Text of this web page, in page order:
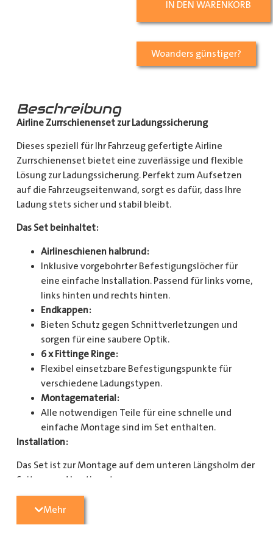
IN DEN WARENKORB
Woanders günstiger?
Beschreibung
Airline Zurrschienenset zur Ladungssicherung
Dieses speziell für Ihr Fahrzeug gefertigte Airline
Zurrschienenset bietet eine zuverlässige und flexible
Lösung zur Ladungssicherung. Perfekt zum Aufsetzen
auf die Fahrzeugseitenwand, sorgt es dafür, dass Ihre
Ladung stets sicher und stabil bleibt.
Das Set beinhaltet:
Airlineschienen halbrund:
Inklusive vorgebohrter Befestigungslöcher für
eine einfache Installation. Passend für links vorne,
links hinten und rechts hinten.
Endkappen:
Bieten Schutz gegen Schnittverletzungen und
sorgen für eine saubere Optik.
6 x Fittinge Ringe:
Flexibel einsetzbare Befestigungspunkte für
verschiedene Ladungstypen.
Montagematerial:
Alle notwendigen Teile für eine schnelle und
einfache Montage sind im Set enthalten.
Installation:
Das Set ist zur Montage auf dem unteren Längsholm der
Seitenwand bestimmt.
Mit diesem Zurrschienenset verbessern Sie die
Mehr